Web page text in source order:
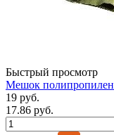
Быстрый просмотр
Мешок
19 руб.
17.86 руб.